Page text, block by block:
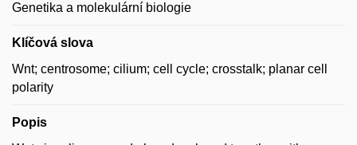
Genetika a molekulární biologie
Klíčová slova
Wnt; centrosome; cilium; cell cycle; crosstalk; planar cell
polarity
Popis